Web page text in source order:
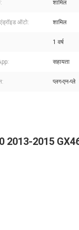
शामिल
ऑटो: शामिल
1 वर्ष
सहायता
प्लग-एन-प्ले
2013-2015